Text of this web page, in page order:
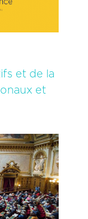
et de la
et